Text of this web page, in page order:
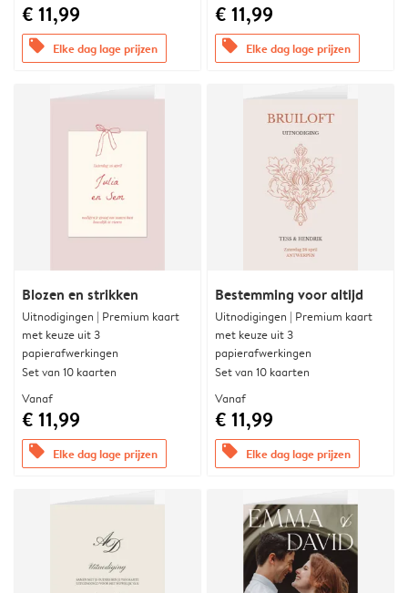
€ 11,99
offers Elke dag lage prijzen
€ 11,99
offers Elke dag lage prijzen
Blozen en strikken
Uitnodigingen | Premium kaart
met keuze uit 3
papierafwerkingen
Set van 10 kaarten
Vanaf
€ 11,99
offers Elke dag lage prijzen
Bestemming voor altijd
Uitnodigingen | Premium kaart
met keuze uit 3
papierafwerkingen
Set van 10 kaarten
Vanaf
€ 11,99
offers Elke dag lage prijzen